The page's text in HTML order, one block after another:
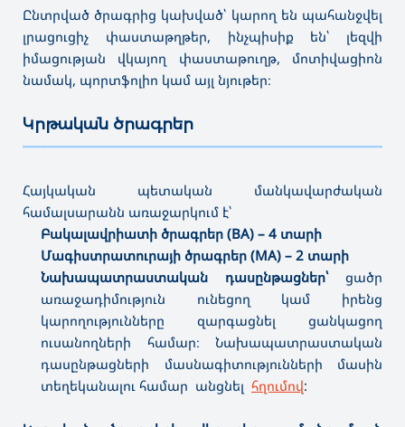
Ընտրված ծրագրից կախված՝ կարող են պահանջվել
լրացուցիչ փաստաթղթեր, ինչպիսիք են՝ լեզվի
իմացության վկայող փաստաթուղթ, մոտիվացիոն
նամակ, պորտֆոլիո կամ այլ նյութեր։
Կրթական ծրագրեր
Հայկական պետական մանկավարժական
համալսարանն առաջարկում է՝
Բակալավրիատի ծրագրեր (BA) – 4 տարի
Մագիստրատուրայի ծրագրեր (MA) – 2 տարի
Նախապատրաստական դասընթացներ՝ ցածր
առաջադիմություն ունեցող կամ իրենց
կարողությունները զարգացնել ցանկացող
ուսանողների համար։ Նախապատրաստական
դասընթացների մասնագիտությունների մասին
տեղեկանալու համար անցնել հղումով: